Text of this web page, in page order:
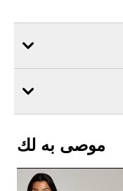
موصى به لك